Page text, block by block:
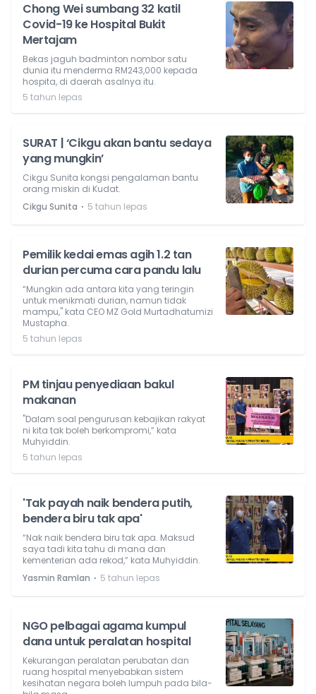
Chong Wei sumbang 32 katil
Covid-19 ke Hospital Bukit
Mertajam
Bekas jaguh badminton nombor satu
dunia itu menderma RM243,000 kepada
hospita, di daerah asalnya itu.
5 tahun lepas
SURAT | ‘Cikgu akan bantu sedaya
yang mungkin’
Cikgu Sunita kongsi pengalaman bantu
orang miskin di Kudat.
Cikgu Sunita ⋅ 5 tahun lepas
Pemilik kedai emas agih 1.2 tan
durian percuma cara pandu lalu
“Mungkin ada antara kita yang teringin
untuk menikmati durian, namun tidak
mampu," kata CEO MZ Gold Murtadhatumizi
Mustapha.
5 tahun lepas
PM tinjau penyediaan bakul
makanan
"Dalam soal pengurusan kebajikan rakyat
ni kita tak boleh berkompromi,” kata
Muhyiddin.
5 tahun lepas
'Tak payah naik bendera putih,
bendera biru tak apa'
“Nak naik bendera biru tak apa. Maksud
saya tadi kita tahu di mana dan
kementerian ada rekod,” kata Muhyiddin.
Yasmin Ramlan ⋅ 5 tahun lepas
NGO pelbagai agama kumpul
dana untuk peralatan hospital
Kekurangan peralatan perubatan dan
ruang hospital menyebabkan sistem
kesihatan negara boleh lumpuh pada bila-